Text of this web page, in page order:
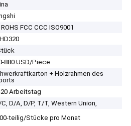
ROHS FCC CCC ISO9001
880 USD/Piece
+ Holzrahmen des
20 Arbeitstag
C, D/A, D/P, T/T, Western Union,
teilig/Stücke pro Monat